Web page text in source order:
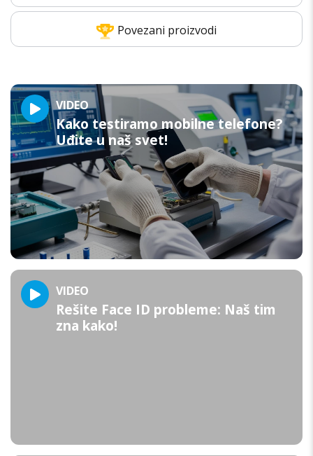
Povezani proizvodi
VIDEO
Kako testiramo mobilne telefone?
Uđite u naš svet!
VIDEO
Rešite Face ID probleme: Naš tim
zna kako!